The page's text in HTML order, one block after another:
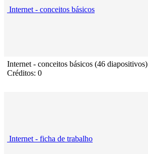
Internet - conceitos básicos
Internet - conceitos básicos (46 diapositivos)
Créditos: 0
Internet - ficha de trabalho